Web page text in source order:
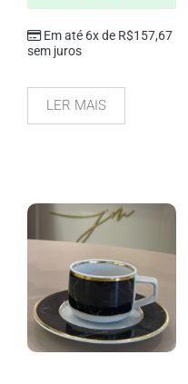
Em até 6x de R$157,67
sem juros
LER MAIS